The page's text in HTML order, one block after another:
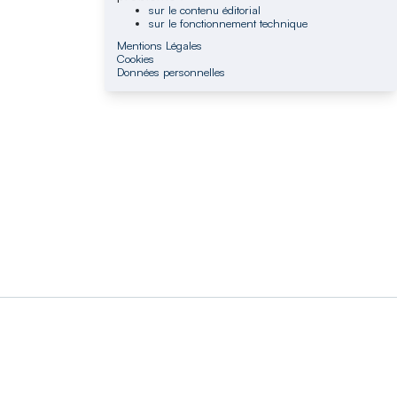
sur le contenu éditorial
sur le fonctionnement technique
Mentions Légales
Cookies
Données personnelles